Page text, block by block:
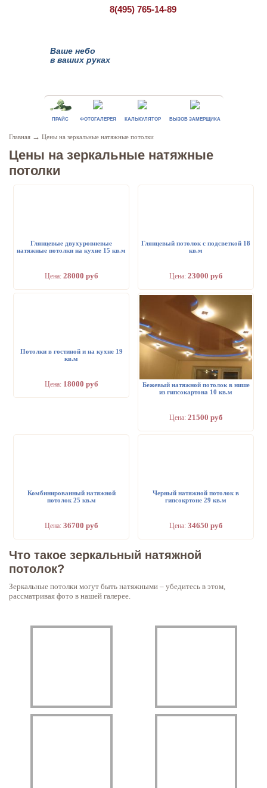
8(495) 765-14-89
Ваше небо
в ваших руках
ПРАЙС ФОТОГАЛЕРЕЯ КАЛЬКУЛЯТОР ВЫЗОВ ЗАМЕРЩИКА
Главная → Цены на зеркальные натяжные потолки
Цены на зеркальные натяжные
потолки
Глянцевые двухуровневые
натяжные потолки на кухне 15 кв.м
Цена: 28000 руб
Глянцевый потолок с подсветкой 18
кв.м
Цена: 23000 руб
Потолки в гостиной и на кухне 19
кв.м
Цена: 18000 руб
Бежевый натяжной потолок в нише
из гипсокартона 10 кв.м
Цена: 21500 руб
Комбинированный натяжной
потолок 25 кв.м
Цена: 36700 руб
Черный натяжной потолок в
гипсокртоне 29 кв.м
Цена: 34650 руб
Что такое зеркальный натяжной
потолок?
Зеркальные потолки могут быть натяжными – убедитесь в этом,
рассматривая фото в нашей галерее.